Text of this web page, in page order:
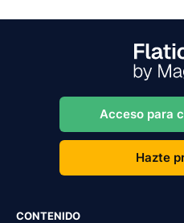
Acceso para
Hazte
CONTENIDO